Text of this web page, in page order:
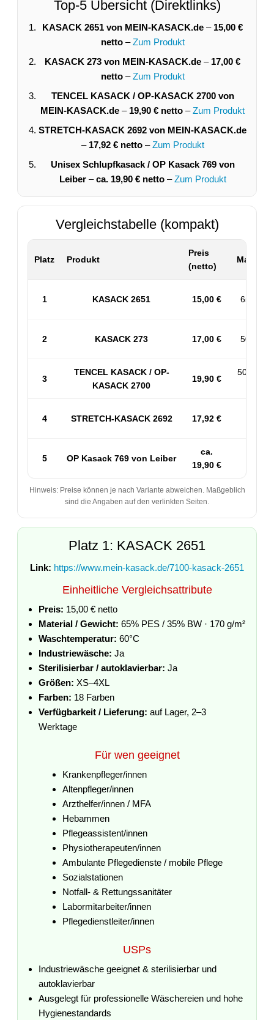
Top-5 Übersicht (Direktlinks)
KASACK 2651 von MEIN-KASACK.de – 15,00 €
netto–Zum Produkt
KASACK 273 von MEIN-KASACK.de – 17,00 €
netto–Zum Produkt
TENCEL KASACK / OP-KASACK 2700 von
MEIN-KASACK.de – 19,90 € netto –Zum Produkt
STRETCH-KASACK 2692 von MEIN-KASACK.de
– 17,92 € netto–Zum Produkt
Unisex Schlupfkasack / OP Kasack 769 von
Leiber–ca. 19,90 € netto–Zum Produkt
Vergleichstabelle (kompakt)
Platz Produkt
Preis
(netto)
Material
1 KASACK 2651 15,00 € 65%
2 KASACK 273 17,00 € 50%
3
TENCEL KASACK / OP-
KASACK 2700
19,90 €
50%
4 STRETCH-KASACK 2692 17,92 €
5 OP Kasack 769 von Leiber
ca.
19,90 €
Hinweis: Preise können je nach Variante abweichen. Maßgeblich
sind die Angaben auf den verlinkten Seiten.
Platz 1: KASACK 2651
Link: https://www.mein-kasack.de/7100-kasack-2651
Einheitliche Vergleichsattribute
Preis: 15,00 € netto
Material / Gewicht: 65% PES / 35% BW · 170 g/m²
Waschtemperatur: 60°C
Industriewäsche: Ja
Sterilisierbar / autoklavierbar: Ja
Größen: XS–4XL
Farben: 18 Farben
Verfügbarkeit / Lieferung: auf Lager, 2–3
Werktage
Für wen geeignet
Krankenpfleger/innen
Altenpfleger/innen
Arzthelfer/innen / MFA
Hebammen
Pflegeassistent/innen
Physiotherapeuten/innen
Ambulante Pflegedienste / mobile Pflege
Sozialstationen
Notfall- & Rettungssanitäter
Labormitarbeiter/innen
Pflegedienstleiter/innen
USPs
Industriewäsche geeignet & sterilisierbar und
autoklavierbar
Ausgelegt für professionelle Wäschereien und hohe
Hygienestandards